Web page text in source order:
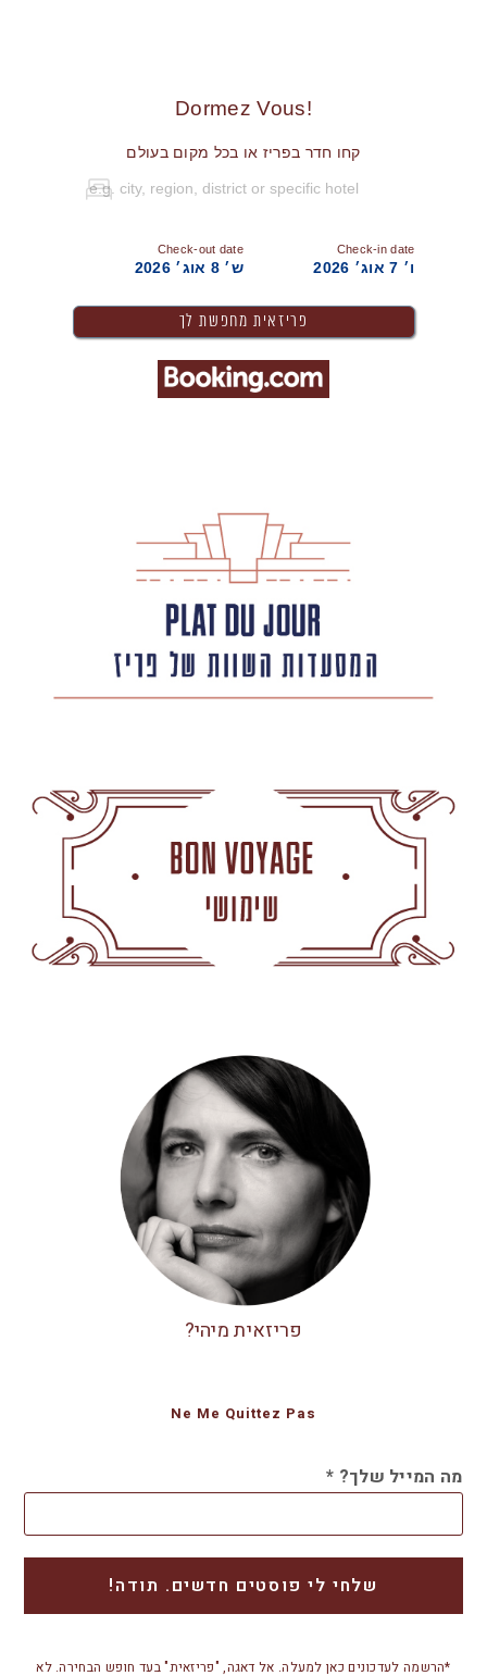
!Dormez Vous
קחו חדר בפריז או בכל מקום בעולם
Check-in date
ו׳ 7 אוג׳ 2026
Check-out date
ש׳ 8 אוג׳ 2026
פריזאית מיהי?
Ne Me Quittez Pas
מה המייל שלך? *
*הרשמה לעדכונים כאן למעלה. אל דאגה, "פריזאית" בעד חופש הבחירה. לא